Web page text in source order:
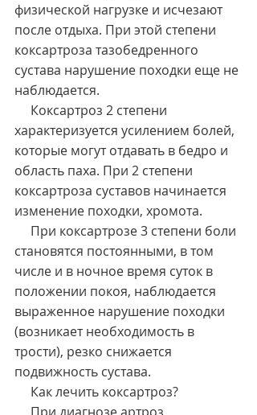
физической нагрузке и исчезают
после отдыха. При этой степени
коксартроза тазобедренного
сустава нарушение походки еще не
наблюдается.
характеризуется усилением болей,
которые могут отдавать в бедро и
область паха. При 2 степени
коксартроза суставов начинается
изменение походки, хромота.
становятся постоянными, в том
числе и в ночное время суток в
положении покоя, наблюдается
выраженное нарушение походки
(возникает необходимость в
трости), резко снижается
подвижность сустава.
     Как лечить коксартроз?